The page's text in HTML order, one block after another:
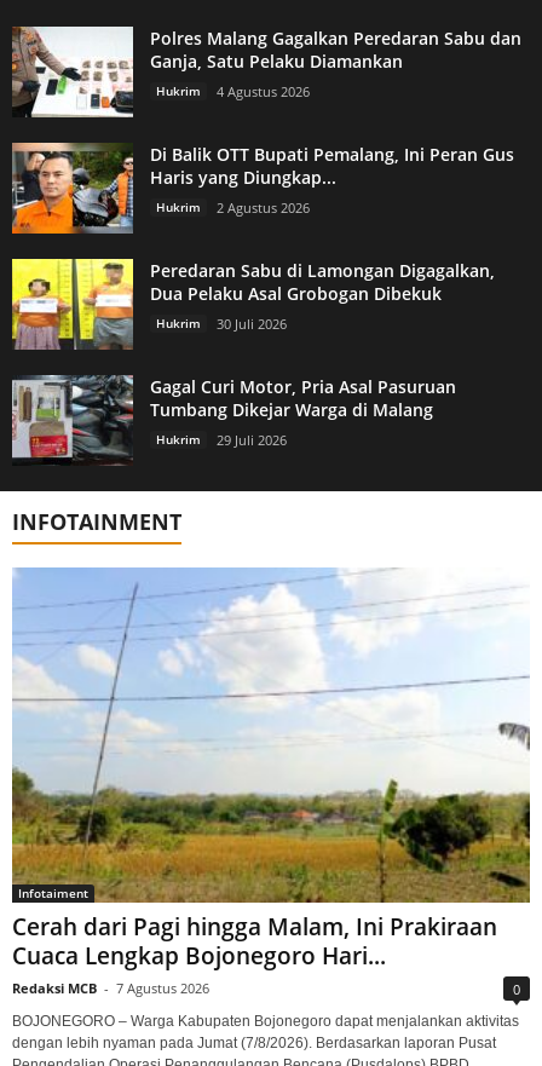
Polres Malang Gagalkan Peredaran Sabu dan
Ganja, Satu Pelaku Diamankan
Hukrim 4 Agustus 2026
Di Balik OTT Bupati Pemalang, Ini Peran Gus
Haris yang Diungkap...
Hukrim 2 Agustus 2026
Peredaran Sabu di Lamongan Digagalkan,
Dua Pelaku Asal Grobogan Dibekuk
Hukrim 30 Juli 2026
Gagal Curi Motor, Pria Asal Pasuruan
Tumbang Dikejar Warga di Malang
Hukrim 29 Juli 2026
INFOTAINMENT
Infotaiment
Cerah dari Pagi hingga Malam, Ini Prakiraan
Cuaca Lengkap Bojonegoro Hari...
Redaksi MCB - 7 Agustus 2026 0
BOJONEGORO – Warga Kabupaten Bojonegoro dapat menjalankan aktivitas
dengan lebih nyaman pada Jumat (7/8/2026). Berdasarkan laporan Pusat